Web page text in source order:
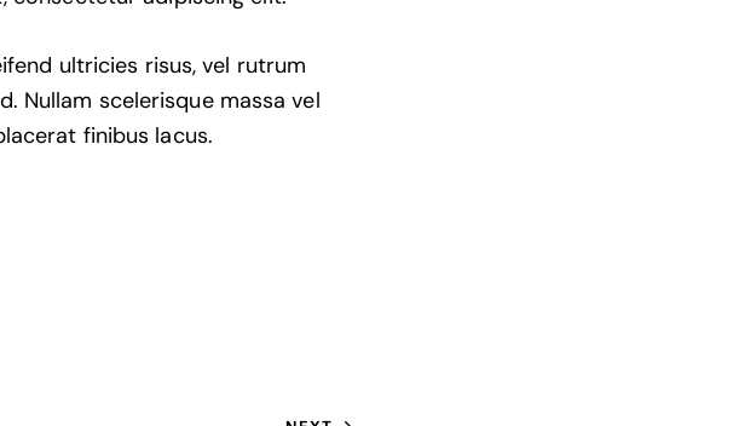
ultricies risus, vel rutrum
Nullam scelerisque massa vel
finibus lacus.